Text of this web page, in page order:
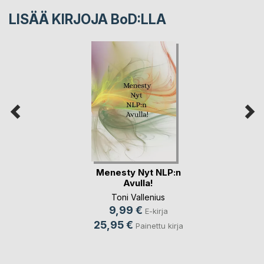
LISÄÄ KIRJOJA BoD:LLA
Menesty Nyt NLP:n
Avulla!
Toni Vallenius
9,99 € E-kirja
25,95 € Painettu kirja